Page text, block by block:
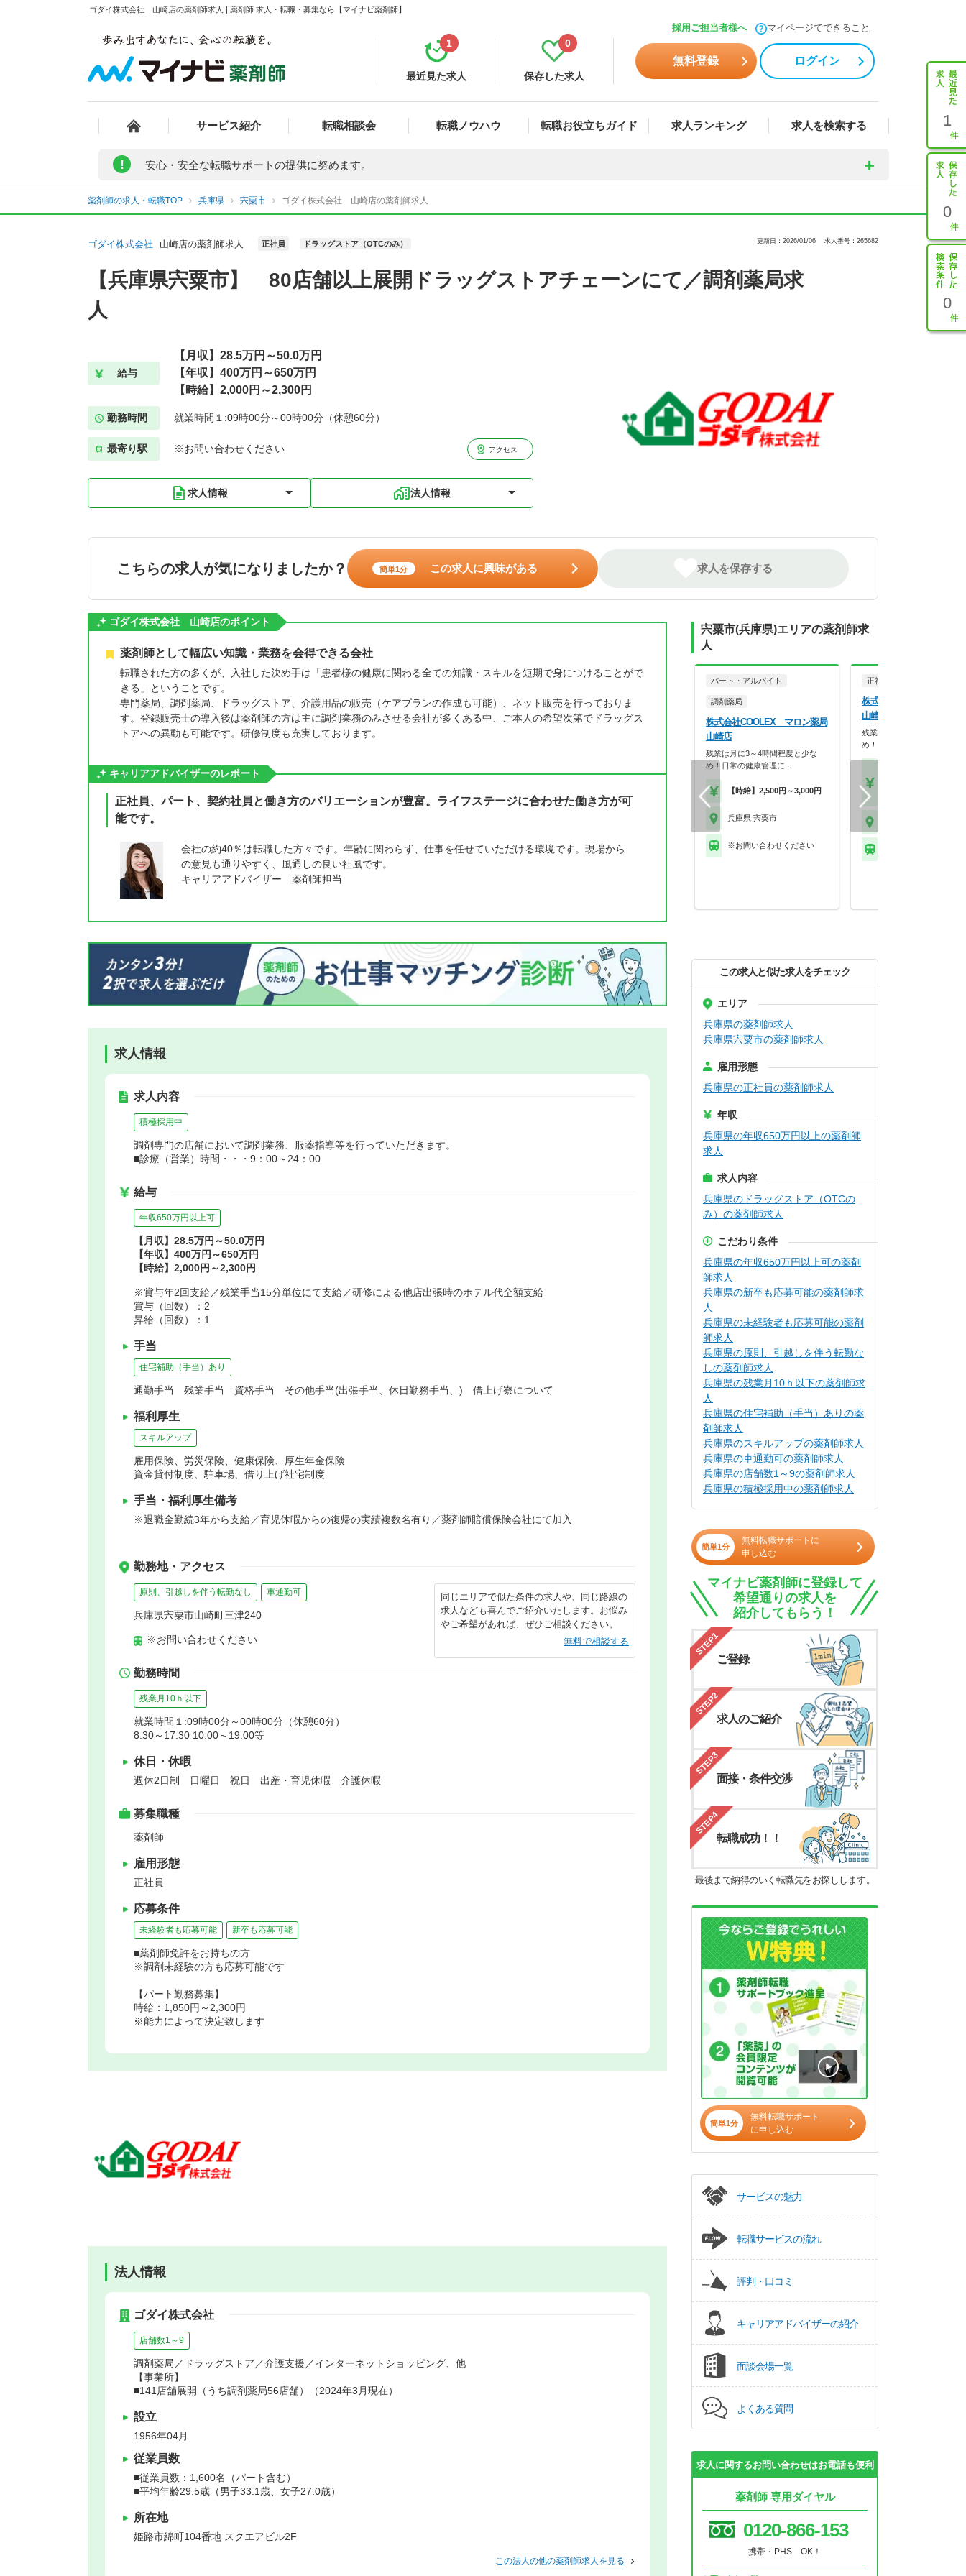
ゴダイ株式会社 山崎店の薬剤師求人 | 薬剤師 求人・転職・募集なら【マイナビ薬剤師】
採用ご担当者様へ マイページでできること
最近見た求人
1
保存した求人
0
無料登録 ログイン
サービス紹介 転職相談会 転職ノウハウ 転職お役立ちガイド 求人ランキング 求人を検索する 1
0
0
! 安心・安全な転職サポートの提供に努めます。
薬剤師の求人・転職TOP 兵庫県 宍粟市 ゴダイ株式会社 山崎店の薬剤師求人
ゴダイ株式会社 山崎店の薬剤師求人 正社員 ドラッグストア（OTCのみ） 更新日：2026/01/06 求人番号：265682
【兵庫県宍粟市】 80店舗以上展開ドラッグストアチェーンにて／調剤薬局求
人
給与
【月収】28.5万円～50.0万円
【年収】400万円～650万円
【時給】2,000円～2,300円
勤務時間 就業時間１:09時00分～00時00分（休憩60分）
最寄り駅 ※お問い合わせください アクセス
求人情報 法人情報
こちらの求人が気になりましたか？ 簡単1分 この求人に興味がある 求人を保存する
ゴダイ株式会社 山崎店のポイント
薬剤師として幅広い知識・業務を会得できる会社
転職された方の多くが、入社した決め手は「患者様の健康に関わる全ての知識・スキルを短期で身につけることがで
きる」ということです。
専門薬局、調剤薬局、ドラッグストア、介護用品の販売（ケアプランの作成も可能）、ネット販売を行っておりま
す。登録販売士の導入後は薬剤師の方は主に調剤業務のみさせる会社が多くある中、ご本人の希望次第でドラッグス
トアへの異動も可能です。研修制度も充実しております。
キャリアアドバイザーのレポート
正社員、パート、契約社員と働き方のバリエーションが豊富。ライフステージに合わせた働き方が可
能です。
会社の約40％は転職した方々です。年齢に関わらず、仕事を任せていただける環境です。現場から
の意見も通りやすく、風通しの良い社風です。
キャリアアドバイザー 薬剤師担当
求人情報
求人内容
積極採用中
調剤専門の店舗において調剤業務、服薬指導等を行っていただきます。
■診療（営業）時間・・・9：00～24：00
給与
年収650万円以上可
【月収】28.5万円～50.0万円
【年収】400万円～650万円
【時給】2,000円～2,300円
※賞与年2回支給／残業手当15分単位にて支給／研修による他店出張時のホテル代全額支給
賞与（回数）：2
昇給（回数）：1
手当
住宅補助（手当）あり
通勤手当 残業手当 資格手当 その他手当(出張手当、休日勤務手当、) 借上げ寮について
福利厚生
スキルアップ
雇用保険、労災保険、健康保険、厚生年金保険
資金貸付制度、駐車場、借り上げ社宅制度
手当・福利厚生備考
※退職金勤続3年から支給／育児休暇からの復帰の実績複数名有り／薬剤師賠償保険会社にて加入
勤務地・アクセス
原則、引越しを伴う転勤なし 車通勤可
兵庫県宍粟市山崎町三津240
※お問い合わせください
同じエリアで似た条件の求人や、同じ路線の
求人なども喜んでご紹介いたします。お悩み
やご希望があれば、ぜひご相談ください。
無料で相談する
勤務時間
残業月10ｈ以下
就業時間１:09時00分～00時00分（休憩60分）
8:30～17:30 10:00～19:00等
休日・休暇
週休2日制 日曜日 祝日 出産・育児休暇 介護休暇
募集職種
薬剤師
雇用形態
正社員
応募条件
未経験者も応募可能 新卒も応募可能
■薬剤師免許をお持ちの方
※調剤未経験の方も応募可能です
【パート勤務募集】
時給：1,850円～2,300円
※能力によって決定致します
法人情報
ゴダイ株式会社
店舗数1～9
調剤薬局／ドラッグストア／介護支援／インターネットショッピング、他
【事業所】
■141店舗展開（うち調剤薬局56店舗）（2024年3月現在）
設立
1956年04月
従業員数
■従業員数：1,600名（パート含む）
■平均年齢29.5歳（男子33.1歳、女子27.0歳）
所在地
姫路市綿町104番地 スクエアビル2F
この法人の他の薬剤師求人を見る
宍粟市(兵庫県)エリアの薬剤師求
人
パート・アルバイト
調剤薬局
株式会社COOLEX マロン薬局
山崎店
残業は月に3～4時間程度と少な
め！日常の健康管理に…
【時給】2,500円～3,000円
兵庫県 宍粟市
※お問い合わせください
正社員
株式会社COOLEX マロ
山崎店
残業は月に3～4時間程度と
め！日常の健康管理に…
この求人と似た求人をチェック
エリア
兵庫県の薬剤師求人
兵庫県宍粟市の薬剤師求人
雇用形態
兵庫県の正社員の薬剤師求人
年収
兵庫県の年収650万円以上の薬剤師
求人
求人内容
兵庫県のドラッグストア（OTCの
み）の薬剤師求人
こだわり条件
兵庫県の年収650万円以上可の薬剤
師求人
兵庫県の新卒も応募可能の薬剤師求
人
兵庫県の未経験者も応募可能の薬剤
師求人
兵庫県の原則、引越しを伴う転勤な
しの薬剤師求人
兵庫県の残業月10ｈ以下の薬剤師求
人
兵庫県の住宅補助（手当）ありの薬
剤師求人
兵庫県のスキルアップの薬剤師求人
兵庫県の車通勤可の薬剤師求人
兵庫県の店舗数1～9の薬剤師求人
兵庫県の積極採用中の薬剤師求人
簡単1分
無料転職サポートに
申し込む
マイナビ薬剤師に登録して
希望通りの求人を
紹介してもらう！
STEP1
ご登録
STEP2
求人のご紹介
STEP3
面接・条件交渉
STEP4
転職成功！！
最後まで納得のいく転職先をお探しします。
簡単1分
無料転職サポート
に申し込む
サービスの魅力
転職サービスの流れ
評判・口コミ
キャリアアドバイザーの紹介
面談会場一覧
よくある質問
求人に関するお問い合わせはお電話も便利
薬剤師 専用ダイヤル
0120-866-153
携帯・PHS OK！